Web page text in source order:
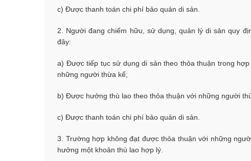
c) Được thanh toán chi phí bảo quản di sản.
2. Người đang chiếm hữu, sử dụng, quản lý di sản quy
đây:
a) Được tiếp tục sử dụng di sản theo thỏa thuận trong
những người thừa kế;
b) Được hưởng thù lao theo thỏa thuận với những người
c) Được thanh toán chi phí bảo quản di sản.
3. Trường hợp không đạt được thỏa thuận với những
hưởng một khoản thù lao hợp lý.